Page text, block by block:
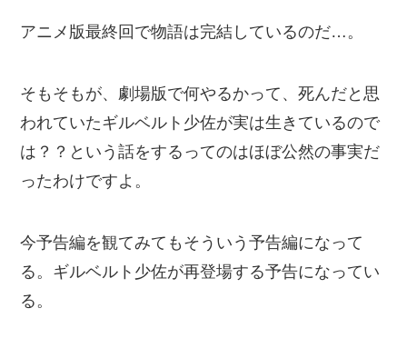
アニメ版最終回で物語は完結しているのだ…。
そもそもが、劇場版で何やるかって、死んだと思
われていたギルベルト少佐が実は生きているので
は？？という話をするってのはほぼ公然の事実だ
ったわけですよ。
今予告編を観てみてもそういう予告編になって
る。ギルベルト少佐が再登場する予告になってい
る。